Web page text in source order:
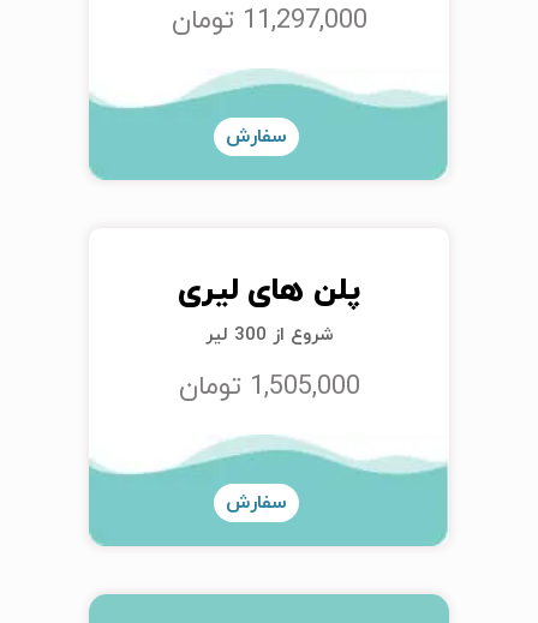
11,297,000 تومان
سفارش
پلن های لیری
شروع از 300 لیر
1,505,000 تومان
سفارش